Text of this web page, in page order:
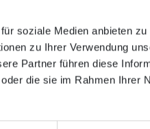
soziale Medien anbieten zu
zu Ihrer Verwendung
Partner führen diese
die sie im Rahmen Ihrer